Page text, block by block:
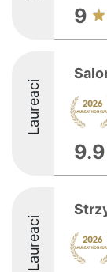
9
Laureaci
9.9
Laureaci